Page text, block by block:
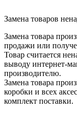
Замена товаров
Замена товара
продажи или
Товар считается
выводу интернет-
производителю.
Замена товара
коробки и всех
комплект поставки.